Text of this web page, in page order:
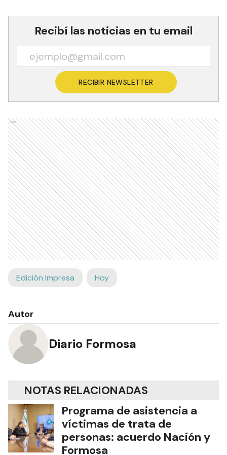
Recibí las noticias en tu email
RECIBIR NEWSLETTER
Ads
Edición Impresa Hoy
Autor
Diario Formosa
NOTAS RELACIONADAS
Programa de asistencia a
víctimas de trata de
personas: acuerdo Nación y
Formosa